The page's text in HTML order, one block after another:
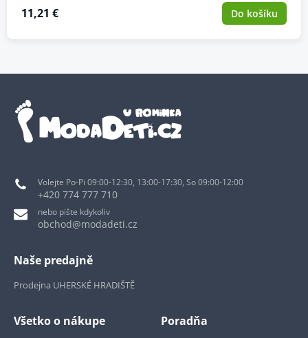
11,21 € Do košíku
Volejte Po-Pi 09:00-12:30, 13:00-17:30, So 09:00-12:00
+420 774 777 710
nebo pište kdykoliv
obchod@modadeti.cz
Naše predajně
Prodejna UHERSKÉ HRADIŠTĚ
Všetko o nákupe Poradňa